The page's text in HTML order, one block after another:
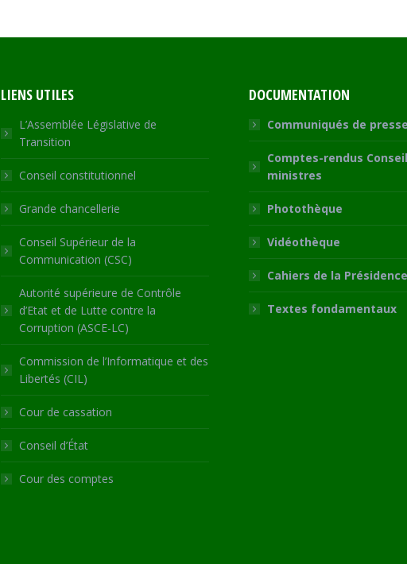
LIENS UTILES
L’Assemblée Législative de
Transition
Conseil constitutionnel
Grande chancellerie
Conseil Supérieur de la
Communication (CSC)
Autorité supérieure de Contrôle
d’Etat et de Lutte contre la
Corruption (ASCE-LC)
Commission de l’Informatique et des
Libertés (CIL)
Cour de cassation
Conseil d’État
Cour des comptes
DOCUMENTATION
Communiqués de presse
Comptes-rendus
ministres
Photothèque
Vidéothèque
Cahiers de la Présidence
Textes fondamentaux